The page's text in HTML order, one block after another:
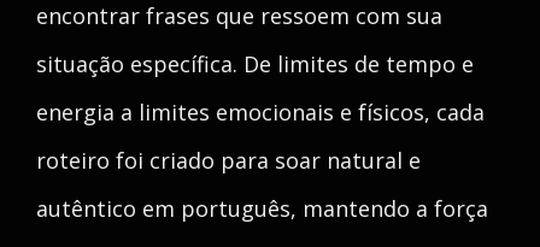
encontrar frases que ressoem com sua
situação específica. De limites de tempo e
energia a limites emocionais e físicos, cada
roteiro foi criado para soar natural e
autêntico em português, mantendo a força